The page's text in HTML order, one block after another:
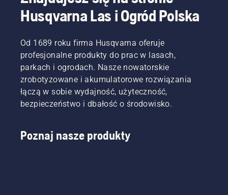
Husqvarna Las i Ogród Polska
Od 1689 roku firma Husqvarna oferuje
profesjonalne produkty do prac w lasach,
parkach i ogrodach. Nasze nowatorskie
zrobotyzowane i akumulatorowe rozwiązania
łączą w sobie wydajność, użyteczność,
bezpieczeństwo i dbałość o środowisko.
Poznaj nasze produkty